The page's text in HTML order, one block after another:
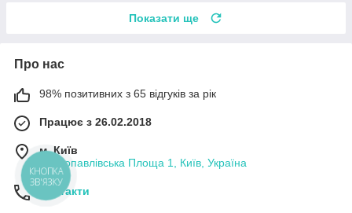
Показати ще
Про нас
98% позитивних з 65 відгуків за рік
Працює з 26.02.2018
м. Київ
Петропавлівська Площа 1, Київ, Україна
Контакти